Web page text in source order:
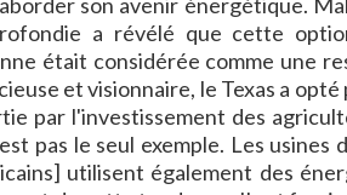
a révélé que cette
était considérée comme une
et visionnaire, le Texas a
par l'investissement des
pas le seul exemple. Les
utilisent également des